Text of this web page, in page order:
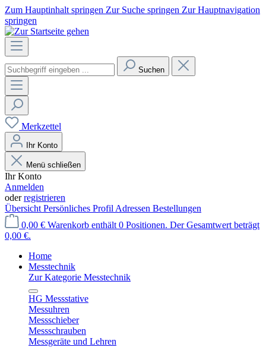
Zum Hauptinhalt springen Zur Suche springen Zur Hauptnavigation
springen
Suchen
Merkzettel
Ihr Konto
Menü schließen
Ihr Konto
Anmelden
oderregistrieren
Übersicht Persönliches Profil Adressen Bestellungen
0,00 € Warenkorb enthält 0 Positionen. Der Gesamtwert beträgt
0,00 €.
Home
Messtechnik
Zur Kategorie Messtechnik
HG Messstative
Messuhren
Messschieber
Messschrauben
Messgeräte und Lehren